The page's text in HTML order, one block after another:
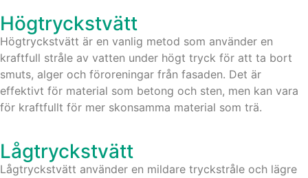
Högtryckstvätt
Högtryckstvätt är en vanlig metod som använder en
kraftfull stråle av vatten under högt tryck för att ta bort
smuts, alger och föroreningar från fasaden. Det är
effektivt för material som betong och sten, men kan vara
för kraftfullt för mer skonsamma material som trä.
Lågtryckstvätt
Lågtryckstvätt använder en mildare tryckstråle och lägre